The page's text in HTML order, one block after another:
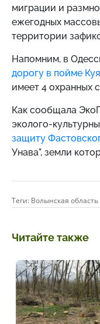
миграции и
ежегодных
территории
Напомним, в
дорогу в пойме
имеет 4 охранных
Как сообщала
эколого-
защиту
Унава", земли
Теги: Волынская область
Читайте также